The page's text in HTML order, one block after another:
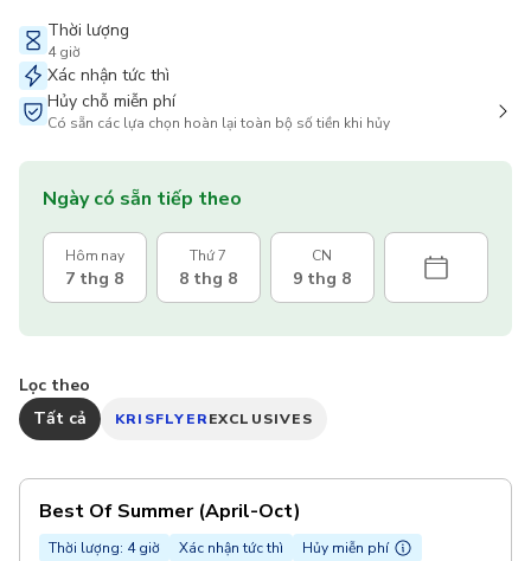
Thời lượng
4 giờ
Xác nhận tức thì
Hủy chỗ miễn phí
Có sẵn các lựa chọn hoàn lại toàn bộ số tiền khi hủy
Ngày có sẵn tiếp theo
Hôm nay
7 thg 8
Thứ 7
8 thg 8
CN
9 thg 8
Lọc theo
Tất cả
KRISFLYEREXCLUSIVES
Best Of Summer (April-Oct)
Thời lượng: 4 giờ Xác nhận tức thì Hủy miễn phí